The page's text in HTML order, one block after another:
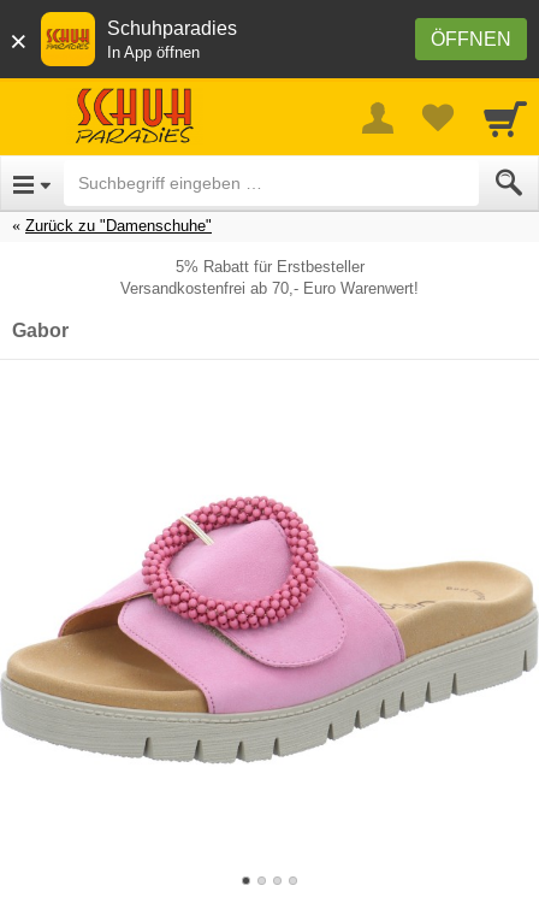
× ÖFFNEN
Schuhparadies
In App öffnen
Zurück zu "Damenschuhe"
5% Rabatt für Erstbesteller
Versandkostenfrei ab 70,- Euro Warenwert!
Gabor